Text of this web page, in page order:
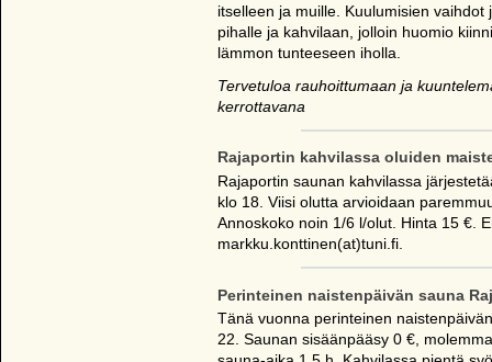
itselleen ja muille. Kuulumisien
pihalle ja kahvilaan, jolloin huomio
lämmon tunteeseen iholla.
Tervetuloa rauhoittumaan ja
kerrottavana
Rajaportin kahvilassa oluiden
Rajaportin saunan kahvilassa
klo 18. Viisi olutta arvioidaan
Annoskoko noin 1/6 l/olut. Hinta 15 €.
markku.konttinen(at)tuni.fi.
Perinteinen naistenpäivän sauna
Tänä vuonna perinteinen
22. Saunan sisäänpääsy 0 €,